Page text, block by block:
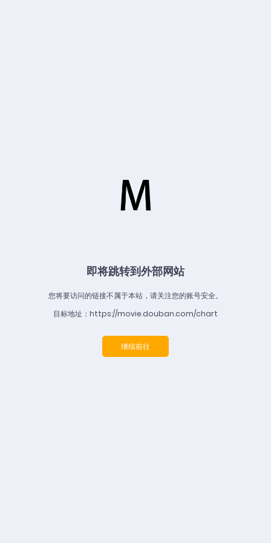
即将跳转到外部网站
您将要访问的链接不属于本站，请关注您的账号安全。
目标地址：https://movie.douban.com/chart
继续前往